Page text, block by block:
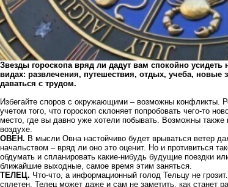
Звезды гороскопа вряд ли дадут вам спокойно
видах: развлечения, путешествия, отдых, учеба,
даваться с трудом.
Избегайте споров с окружающими – возможны конфликты.
учетом того, что гороскоп склоняет попробовать чего-то
место, где вы давно уже хотели побывать. Возможны
воздухе.
ОВЕН. В мысли Овна настойчиво будет врываться ветер
начальством – вряд ли оно это оценит. Но и противиться
обдумать и спланировать какие-нибудь будущие поездки
ближайшие выходные, самое время этим заняться.
ТЕЛЕЦ. Что-что, а информационный голод Тельцу не
сплетен. Телец может даже и сам не заметить, как станет